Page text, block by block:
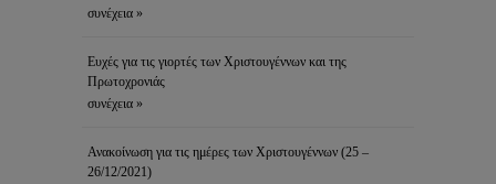
συνέχεια »
Ευχές για τις γιορτές των Χριστουγέννων και της
Πρωτοχρονιάς
συνέχεια »
Ανακοίνωση για τις ημέρες των Χριστουγέννων (25 –
26/12/2021)